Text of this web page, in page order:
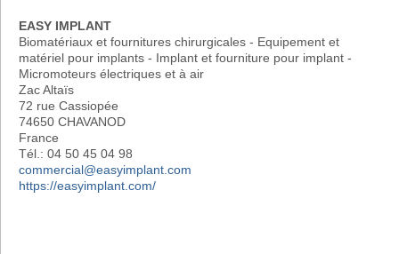
EASY IMPLANT
Biomatériaux et fournitures chirurgicales - Equipement et
matériel pour implants - Implant et fourniture pour implant -
Micromoteurs électriques et à air
Zac Altaïs
72 rue Cassiopée
74650 CHAVANOD
France
Tél.: 04 50 45 04 98
commercial@easyimplant.com
https://easyimplant.com/